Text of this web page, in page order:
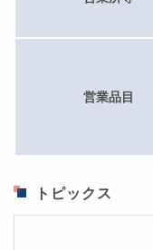
営業品目
トピックス